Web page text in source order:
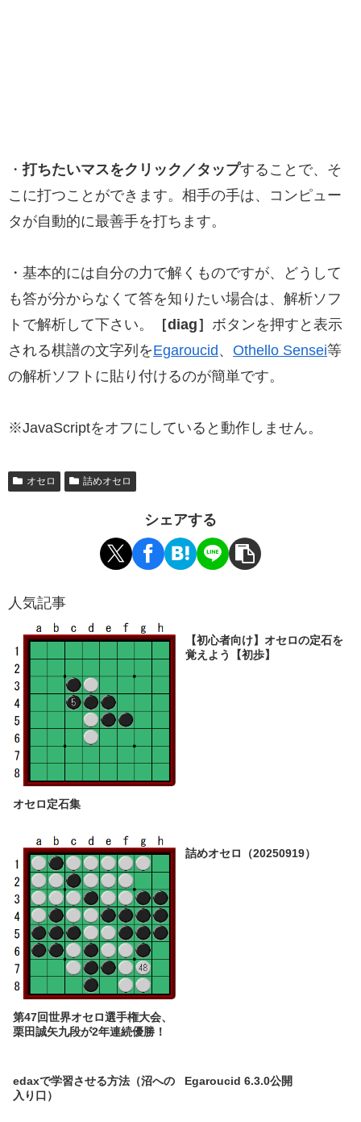
・打ちたいマスをクリック／タップすることで、そ
こに打つことができます。相手の手は、コンピュー
タが自動的に最善手を打ちます。
・基本的には自分の力で解くものですが、どうして
も答が分からなくて答を知りたい場合は、解析ソフ
トで解析して下さい。
［diag］ ボタンを押すと表示
される棋譜の文字列をEgaroucid、 Othello Sensei等
の解析ソフトに貼り付けるのが簡単です。
※JavaScriptをオフにしていると動作しません。
オセロ 詰めオセロ
シェアする
人気記事
オセロ定石集
【初心者向け】オセロの定石を
覚えよう【初歩】
第47回世界オセロ選手権大会、
栗田誠矢九段が2年連続優勝！
詰めオセロ（20250919）
edaxで学習させる方法（沼への
入り口）
Egaroucid 6.3.0公開